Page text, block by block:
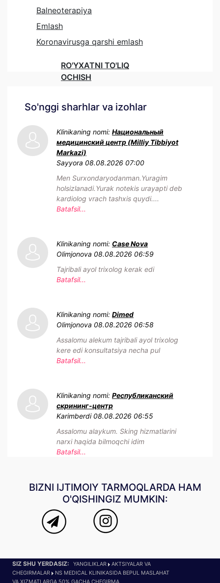
Balneoterapiya
Emlash
Koronavirusga qarshi emlash
RO'YXATNI TO'LIQ
OCHISH
So'nggi sharhlar va izohlar
Klinikaning nomi: Национальный
медицинский центр (Milliy Tibbiyot
Markazi)
Sayyora 08.08.2026 07:00
Men Surxondaryodanman.Yuragim
holsizlanadi.Yurak notekis urayapti deb
kardiolog vrach tashxis quydi....
Batafsil...
Klinikaning nomi: Case Nova
Olimjonova 08.08.2026 06:59
Tajribali ayol trixolog kerak edi
Batafsil...
Klinikaning nomi: Dimed
Olimjonova 08.08.2026 06:58
Assalomu alekum tajribali ayol trixolog
kere edi konsultatsiya necha pul
Batafsil...
Klinikaning nomi: Республиканский
скрининг-центр
Karimberdi 08.08.2026 06:55
Assalomu alaykum. Sking hizmatlarini
narxi haqida bilmoqchi idim
Batafsil...
BIZNI IJTIMOIY TARMOQLARDA HAM
O'QISHINGIZ MUMKIN:
SIZ SHU YERDASIZ: YANGILIKLAR
AKTSIYALAR VA
CHEGIRMALAR
NS MEDICAL KLINIKASIDA BEPUL MASLAHAT